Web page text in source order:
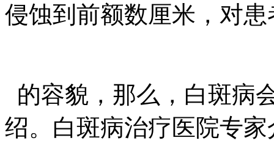
侵蚀到前额数厘米，对
的容貌，那么，白斑病
绍。白斑病治疗医院专